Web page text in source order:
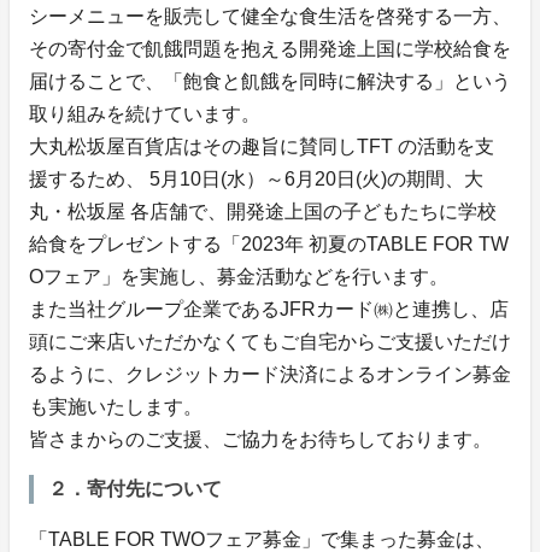
シーメニューを販売して健全な食生活を啓発する一方、
その寄付金で飢餓問題を抱える開発途上国に学校給食を
届けることで、「飽食と飢餓を同時に解決する」という
取り組みを続けています。
大丸松坂屋百貨店はその趣旨に賛同しTFT の活動を支
援するため、 5月10日(水）～6月20日(火)の期間、大
丸・松坂屋 各店舗で、開発途上国の子どもたちに学校
給食をプレゼントする「2023年 初夏のTABLE FOR TW
Oフェア」を実施し、募金活動などを行います。
また当社グループ企業であるJFRカード㈱と連携し、店
頭にご来店いただかなくてもご自宅からご支援いただけ
るように、クレジットカード決済によるオンライン募金
も実施いたします。
皆さまからのご支援、ご協力をお待ちしております。
２．寄付先について
「TABLE FOR TWOフェア募金」で集まった募金は、